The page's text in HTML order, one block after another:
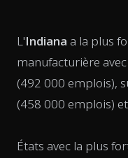
L'Indiana a la plus
manufacturière avec
(492 000 emplois),
(458 000 emplois)
États avec la plus